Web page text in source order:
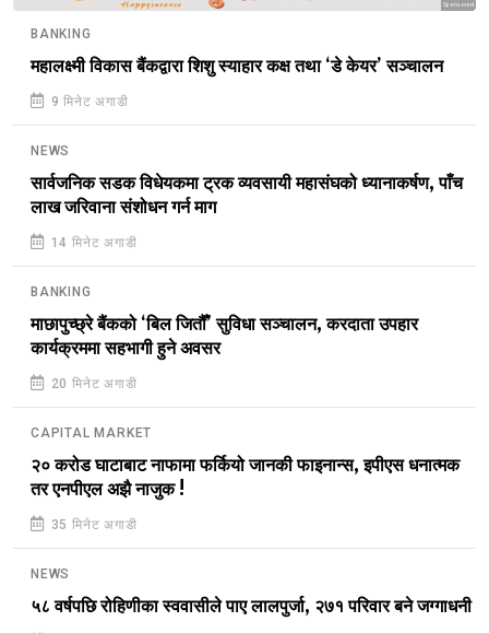
Sponsored
BANKING
महालक्ष्मी विकास बैंकद्वारा शिशु स्याहार कक्ष तथा ‘डे केयर’ सञ्चालन
9 मिनेट अगाडी
NEWS
सार्वजनिक सडक विधेयकमा ट्रक व्यवसायी महासंघको ध्यानाकर्षण, पाँच
लाख जरिवाना संशोधन गर्न माग
14 मिनेट अगाडी
BANKING
माछापुच्छ्रे बैंकको ‘बिल जितौँ’ सुविधा सञ्चालन, करदाता उपहार
कार्यक्रममा सहभागी हुने अवसर
20 मिनेट अगाडी
CAPITAL MARKET
२० करोड घाटाबाट नाफामा फर्कियो जानकी फाइनान्स, इपीएस धनात्मक
तर एनपीएल अझै नाजुक !
35 मिनेट अगाडी
NEWS
५८ वर्षपछि रोहिणीका स्ववासीले पाए लालपुर्जा, २७१ परिवार बने जग्गाधनी